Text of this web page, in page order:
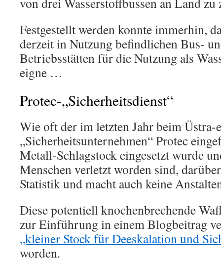
Festgestellt werden konnte immerhin,
derzeit in Nutzung befindlichen Bus-
Betriebsstätten für die Nutzung als
eigne …
Protec-„Sicherheitsdienst“
Wie oft der im letzten Jahr beim Üstra-
„Sicherheitsunternehmen“ Protec
Metall-Schlagstock eingesetzt wurde
Menschen verletzt worden sind,
Statistik und macht auch keine
Diese potentiell knochenbrechende
zur Einführung in einem Blogbeitrag
„kleiner Stock für Deeskalation und
worden.